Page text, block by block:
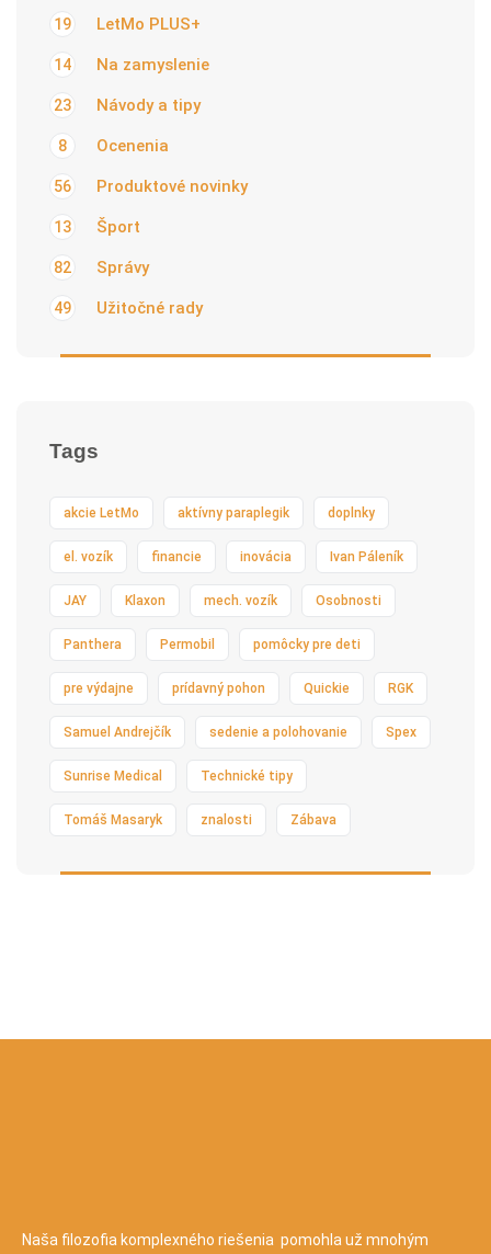
LetMo PLUS+
19
Na zamyslenie
14
Návody a tipy
23
Ocenenia
8
Produktové novinky
56
Šport
13
Správy
82
Užitočné rady
49
Tags
akcie LetMo aktívny paraplegik doplnky
el. vozík financie inovácia Ivan Páleník
JAY Klaxon mech. vozík Osobnosti
Panthera Permobil pomôcky pre deti
pre výdajne prídavný pohon Quickie RGK
Samuel Andrejčík sedenie a polohovanie Spex
Sunrise Medical Technické tipy
Tomáš Masaryk znalosti Zábava
Naša filozofia komplexného riešenia pomohla už mnohým